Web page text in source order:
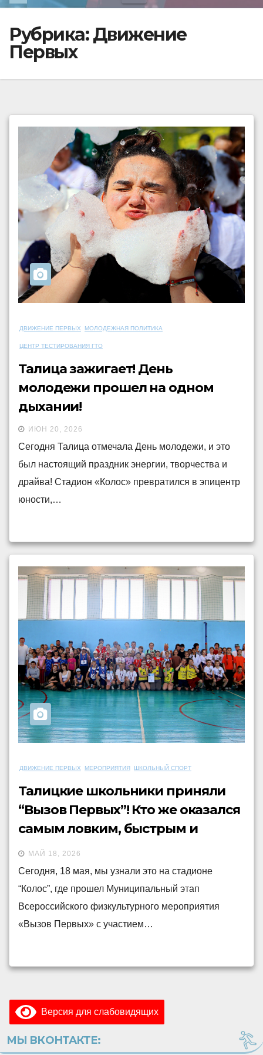
Рубрика:Движение
Первых
ДВИЖЕНИЕ ПЕРВЫХ МОЛОДЕЖНАЯ ПОЛИТИКА
ЦЕНТР ТЕСТИРОВАНИЯ ГТО
Талица зажигает! День
молодежи прошел на одном
дыхании!
ИЮН 20, 2026
Сегодня Талица отмечала День молодежи, и это
был настоящий праздник энергии, творчества и
драйва! Стадион «Колос» превратился в эпицентр
юности,…
ДВИЖЕНИЕ ПЕРВЫХ МЕРОПРИЯТИЯ ШКОЛЬНЫЙ СПОРТ
Талицкие школьники приняли
“Вызов Первых”! Кто же оказался
самым ловким, быстрым и
сильным?
МАЙ 18, 2026
Сегодня, 18 мая, мы узнали это на стадионе
“Колос”, где прошел Муниципальный этап
Всероссийского физкультурного мероприятия
«Вызов Первых» с участием…
Версия для слабовидящих
МЫ ВКОНТАКТЕ: